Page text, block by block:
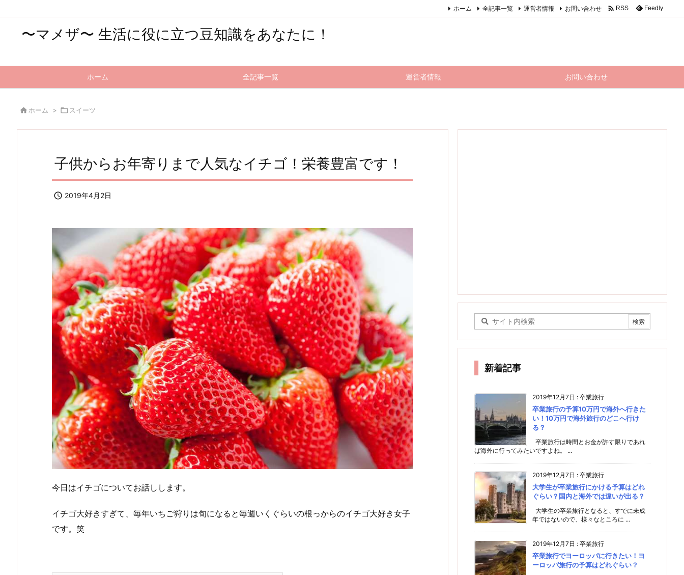
〜マメザ〜 生活に役に立つ豆知識をあなたに！
ホーム 全記事一覧 運営者情報 お問い合わせ
ホーム 全記事一覧 運営者情報 お問い合わせ  RSS Feedly
 ホーム >  スイーツ
子供からお年寄りまで人気なイチゴ！栄養豊富です！
 2019年4月2日
今日はイチゴについてお話しします。
イチゴ大好きすぎて、毎年いちご狩りは旬になると毎週いくぐらいの根っからのイチゴ大好き女子
です。笑
新着記事
2019年12月7日 : 卒業旅行
卒業旅行の予算10万円で海外へ行きた
い！10万円で海外旅行のどこへ行け
る？
卒業旅行は時間とお金が許す限りであれ
ば海外に行ってみたいですよね。 ...
2019年12月7日 : 卒業旅行
大学生が卒業旅行にかける予算はどれ
ぐらい？国内と海外では違いが出る？
大学生の卒業旅行となると、すでに未成
年ではないので、様々なところに ...
2019年12月7日 : 卒業旅行
卒業旅行でヨーロッパに行きたい！ヨ
ーロッパ旅行の予算はどれぐらい？